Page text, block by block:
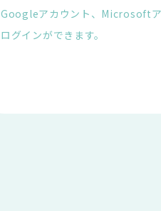
Googleアカウント、Microsoft
ログインができます。